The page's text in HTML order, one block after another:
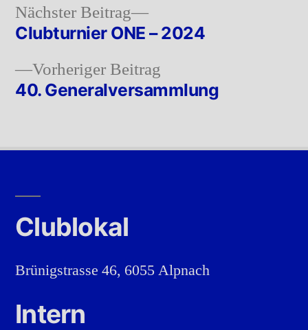
Beitragsnavigation
Vorheriger Beitrag
Beitrag:
40. Generalversammlung
Nächster Beitrag
Nächster
Beitrag:
Clubturnier ONE – 2024
Clublokal
Brünigstrasse 46, 6055 Alpnach
Intern